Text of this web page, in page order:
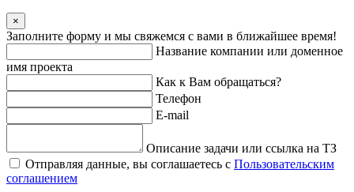
×
Заполните форму и мы свяжемся с вами в ближайшее время!
Название компании или доменное
имя проекта
Как к Вам обращаться?
Телефон
E-mail
Описание задачи или ссылка на ТЗ
Отправляя данные, вы соглашаетесь с Пользовательским
соглашением